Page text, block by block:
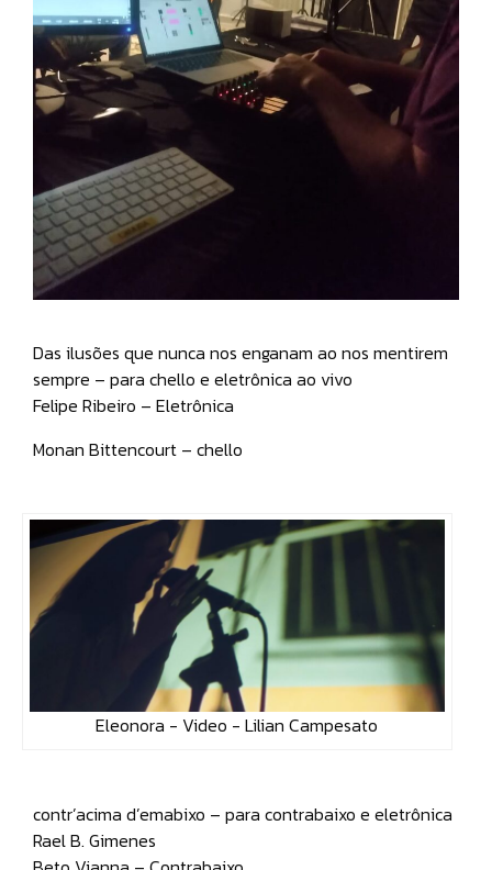
Das ilusões que nunca nos enganam ao nos mentirem
sempre – para chello e eletrônica ao vivo
Felipe Ribeiro – Eletrônica
Monan Bittencourt – chello
Eleonora - Video - Lilian Campesato
contr’acima d’emabixo – para contrabaixo e eletrônica
Rael B. Gimenes